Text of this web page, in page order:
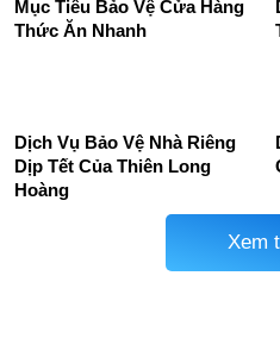
Mục Tiêu Bảo Vệ Cửa Hàng
Thức Ăn Nhanh